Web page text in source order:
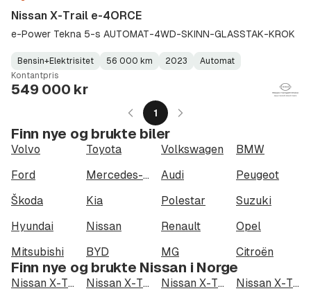
Nissan X-Trail e-4ORCE
e-Power Tekna 5-s AUTOMAT-4WD-SKINN-GLASSTAK-KROK
Fuel
Type:
Bensin+Elektrisitet
Kilometerstand: 56 000 km
Model
Year:
2023
Gearbox
Type:
Automat
Kontantpris
549 000 kr
1
Finn nye og brukte biler
Volvo Toyota Volkswagen
BMW
Ford
Mercedes-Benz Audi
Peugeot
Škoda
Kia Polestar
Suzuki
Hyundai
Nissan Renault
Opel
Mitsubishi
BYD MG Citroën
Finn nye og brukte Nissan i Norge
Nissan X-Trail e-4ORCE i Oslo Nissan X-Trail e-4ORCE i Bergen Nissan X-Trail e-4ORCE i Trondheim
Nissan X-Trail e-4ORCE i Stavanger